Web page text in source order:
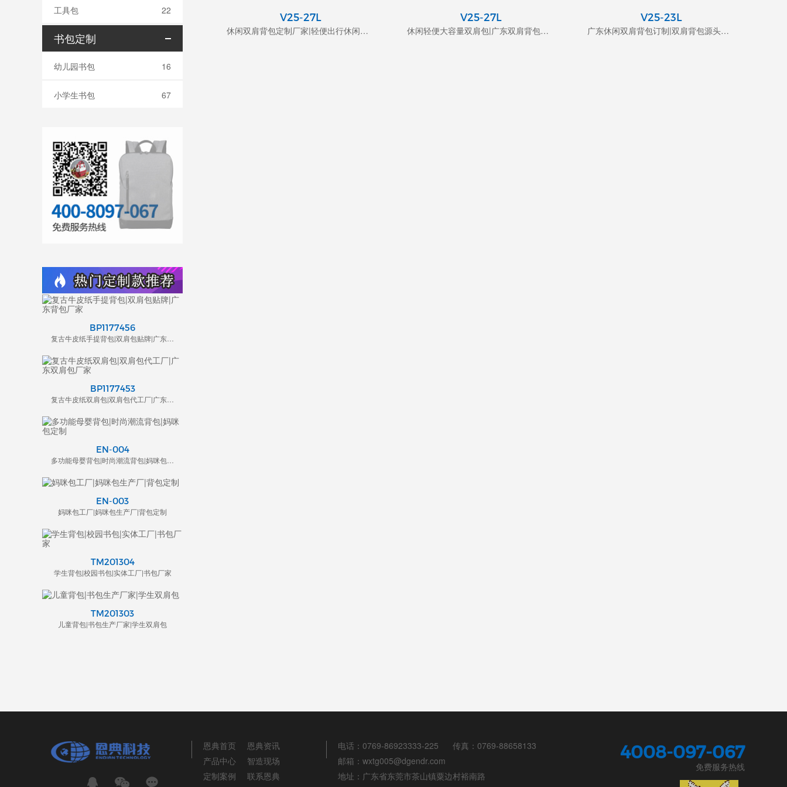
工具包 22
书包定制
幼儿园书包 16
小学生书包 67
BP1177456
BP1177453
EN-004
EN-003
妈咪包工厂|妈咪包生产厂|背包定制
TM201304
学生背包|校园书包|实体工厂|书包厂家
TM201303
儿童背包|书包生产厂家|学生双肩包
V25-27L
休闲双肩背包定制厂家|轻便出行休闲背包订制
V25-27L
休闲轻便大容量双肩包|广东双肩背包生产厂家
V25-23L
广东休闲双肩背包订制|双肩背包源头生产厂家
恩典首页
恩典资讯
产品中心
智造现场
定制案例
联系恩典
电话：0769-86923333-225
传真：0769-88658133
邮箱：wxtg005@dgendr.com
地址：广东省东莞市茶山镇粟边村裕南路
4008-097-067
免费服务热线